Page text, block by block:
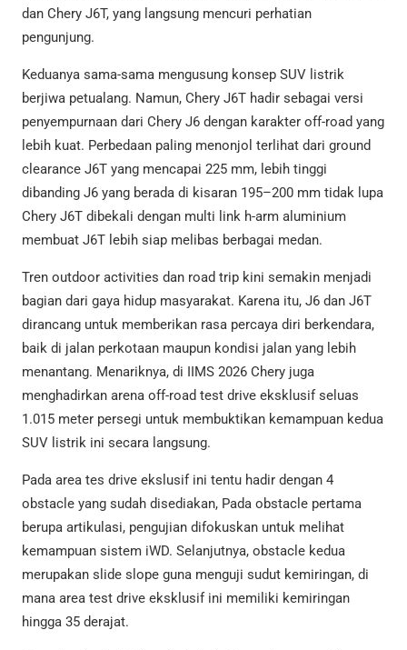
dan Chery J6T, yang langsung mencuri perhatian
pengunjung.
Keduanya sama-sama mengusung konsep SUV listrik
berjiwa petualang. Namun, Chery J6T hadir sebagai versi
penyempurnaan dari Chery J6 dengan karakter off-road yang
lebih kuat. Perbedaan paling menonjol terlihat dari ground
clearance J6T yang mencapai 225 mm, lebih tinggi
dibanding J6 yang berada di kisaran 195–200 mm tidak lupa
Chery J6T dibekali dengan multi link h-arm aluminium
membuat J6T lebih siap melibas berbagai medan.
Tren outdoor activities dan road trip kini semakin menjadi
bagian dari gaya hidup masyarakat. Karena itu, J6 dan J6T
dirancang untuk memberikan rasa percaya diri berkendara,
baik di jalan perkotaan maupun kondisi jalan yang lebih
menantang. Menariknya, di IIMS 2026 Chery juga
menghadirkan arena off-road test drive eksklusif seluas
1.015 meter persegi untuk membuktikan kemampuan kedua
SUV listrik ini secara langsung.
Pada area tes drive ekslusif ini tentu hadir dengan 4
obstacle yang sudah disediakan, Pada obstacle pertama
berupa artikulasi, pengujian difokuskan untuk melihat
kemampuan sistem iWD. Selanjutnya, obstacle kedua
merupakan slide slope guna menguji sudut kemiringan, di
mana area test drive eksklusif ini memiliki kemiringan
hingga 35 derajat.